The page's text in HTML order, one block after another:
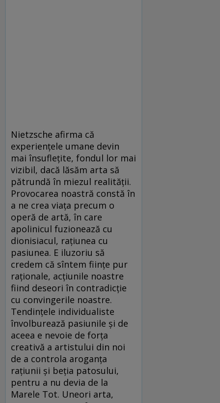
Nietzsche afirma că
experiențele umane devin
mai însuflețite, fondul lor mai
vizibil, dacă lăsăm arta să
pătrundă în miezul realității.
Provocarea noastră constă în
a ne crea viața precum o
operă de artă, în care
apolinicul fuzionează cu
dionisiacul, rațiunea cu
pasiunea. E iluzoriu să
credem că sîntem ființe pur
raționale, acțiunile noastre
fiind deseori în contradicție
cu convingerile noastre.
Tendințele individualiste
învolburează pasiunile și de
aceea e nevoie de forța
creativă a artistului din noi
de a controla aroganța
rațiunii și beția patosului,
pentru a nu devia de la
Marele Tot. Uneori arta,